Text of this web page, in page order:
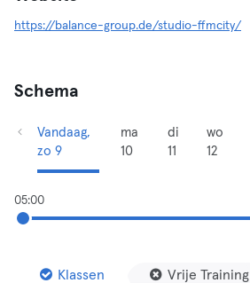
https://balance-group.de/studio-ffmcity/
Schema
Vandaag,
zo 9
ma
10
di
11
wo
12
05:00
Klassen Vrije Training